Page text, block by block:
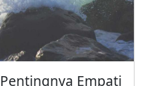
Pentingnya Empati